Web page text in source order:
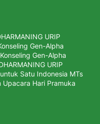
URIP
Gen-Alpha
Gen-Alpha
URIP
Satu Indonesia MTs
Upacara Hari Pramuka